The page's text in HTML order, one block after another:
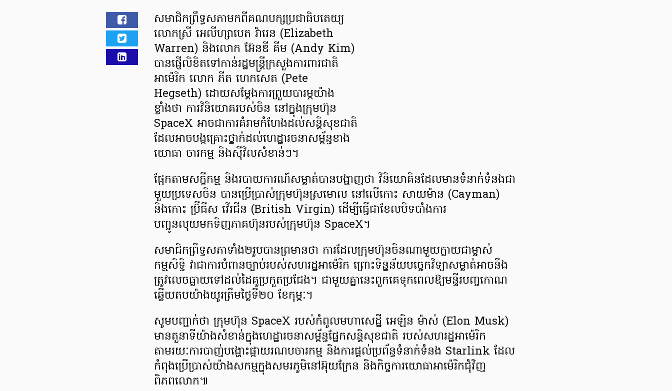
​សមាជិកព្រឹទ្ធសភាមកពីគណបក្សប្រជាធិបតេយ្យ
លោកស្រី អេលីហ្សាបេត វ៉ារេន (Elizabeth
Warren) និងលោក អ៊ែនឌី គីម (Andy Kim)
បានផ្ញើលិខិតទៅកាន់រដ្ឋមន្ត្រីក្រសួងការពារជាតិ
អាម៉េរិក លោក ភីត ហេកសេត (Pete
Hegseth) ដោយសម្តែងការព្រួយបារម្ភយ៉ាង
ខ្លាំងថា ការវិនិយោគរបស់ចិន នៅក្នុងក្រុមហ៊ុន
SpaceX អាចជាការគំរាមកំហែងដល់សន្តិសុខជាតិ
ដែលអាចបង្កគ្រោះថ្នាក់ដល់ហេដ្ឋារចនាសម្ព័ន្ធខាង
យោធា ចារកម្ម និងស៊ីវិលសំខាន់ៗ។
ផ្អែកតាមសក្ខីកម្ម និងរបាយការណ៍សម្ងាត់បានបង្ហាញថា វិនិយោគិនដែលមានទំនាក់ទំនងជា
មួយប្រទេសចិន បានប្រើប្រាស់ក្រុមហ៊ុនស្រមោល នៅលើកោះ សាយម៉ាន (Cayman)
និងកោះ ប្រ៊ីធីស វើរជីន (British Virgin) ដើម្បីធ្វើជាខែលបិទបាំងការ
បញ្ចូនលុយមកទិញភាគហ៊ុនរបស់ក្រុមហ៊ុន SpaceX។
សមាជិកព្រឹទ្ធសភាទាំង២រូបបានព្រមានថា ការដែលក្រុមហ៊ុនចិនណាមួយក្លាយជាម្ចាស់
កម្មសិទ្ធិ វាជាការបំពានច្បាប់របស់សហរដ្ឋអាម៉េរិក ព្រោះទិន្នន័យបច្ចេកវិទ្យាសម្ងាត់អាចនឹង
ត្រូវលេចធ្លាយទៅដល់ដៃគូប្រកួតប្រជែង។ ជាមួយគ្នានេះពួកគេទុកពេលឱ្យមន្ទីរបញ្ចកោណ
ឆ្លើយតបយ៉ាងយូរត្រឹមថ្ងៃទី២០ ខែកុម្ភៈ។
សូមបញ្ជាក់ថា ក្រុមហ៊ុន SpaceX របស់កំពូលមហាសេដ្ឋី អេឡិន ម៉ាស់ (Elon Musk)
មានតួនាទីយ៉ាងសំខាន់ក្នុងហេដ្ឋារចនាសម្ព័ន្ធផ្នែកសន្តិសុខជាតិ របស់សហរដ្ឋអាម៉េរិក
តាមរយៈការបាញ់បង្ហោះផ្កាយរណបចារកម្ម និងការផ្តល់ប្រព័ន្ធទំនាក់ទំនង Starlink ដែល
កំពុងប្រើប្រាស់យ៉ាងសកម្មក្នុងសមរភូមិនៅអ៊ុយក្រែន និងកិច្ចការយោធាអាម៉េរិកជុំវិញ
ពិភពលោក៕